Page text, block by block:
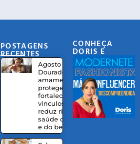
POSTAGENS
RECENTES
Agosto
Dourado:
amamentação
protege,
fortalece
vínculos e
reduz riscos à
saúde da mãe
e do bebê
CONHEÇA
DORIS E
EQUIPE